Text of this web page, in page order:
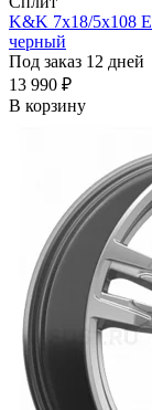
K&K 7x18/5x108
черный
Под заказ 12 дней
13 990 ₽
В корзину